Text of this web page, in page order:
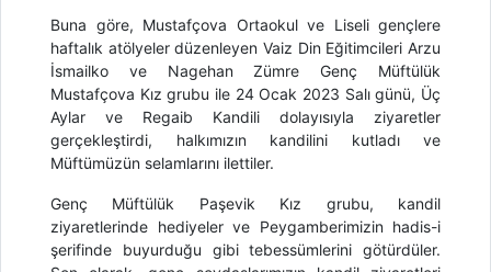
Buna göre, Mustafçova Ortaokul ve L iseli gençlere
haftalık atölyeler düzenleyenVaiz Din Eğitimcileri Arzu
İsmailko ve Nagehan ZümreGenç Müftülük
Mustafçova Kızgrubu ile 24Ocak 2023 Salıgünü, Üç
Aylar ve Regaib Kandili dolayısıyla ziyaretler
gerçekleştirdi, halkımızın kandilini kutladı ve
Müftümüzün selamlarını ilettiler.
Genç Müftülük Paşevik Kız grubu, kandil
ziyaretlerinde hediyeler ve Peygamberimizin hadis-i
şerifinde buyurduğu gibi tebessümlerini götürdüler.